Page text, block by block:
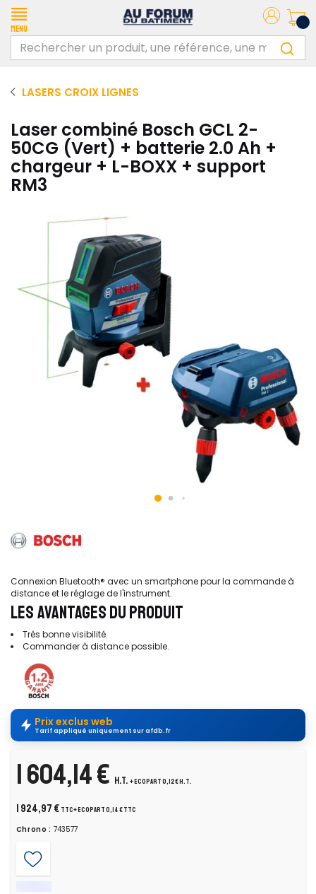
Menu
LASERS CROIX LIGNES
Laser combiné Bosch GCL 2-
50CG (Vert) + batterie 2.0 Ah +
chargeur + L-BOXX + support
RM3
Connexion Bluetooth® avec un smartphone pour la commande à
distance et le réglage de l'instrument.
LES AVANTAGES DU PRODUIT
Très bonne visibilité.
Commander à distance possible.
Prix exclus web
Tarif appliqué uniquement sur afdb.fr
1 604,14 € H.T. + ecopart 0,12 € H.T.
1 924,97 € TTC+ ecopart 0,14 € TTC
Chrono : 743577